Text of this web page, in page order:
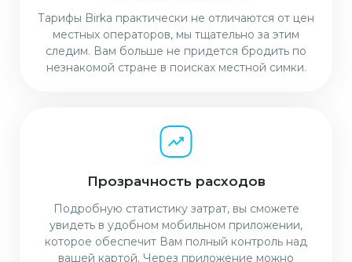
Тарифы Birka практически не отличаются от цен
местных операторов, мы тщательно за этим
следим. Вам больше не придется бродить по
незнакомой стране в поисках местной симки.
Прозрачность расходов
Подробную статистику затрат, вы сможете
увидеть в удобном мобильном приложении,
которое обеспечит Вам полный контроль над
вашей картой. Через приложение можно